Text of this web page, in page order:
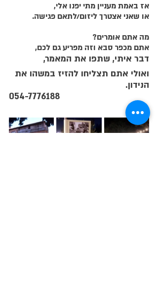
אז באמת מעניין מתי יפנו אלי,
או שאני אצטרך ליזום/לתאם פגישה.
מה אתם אומרים?
אתם מכפר סבא וזה מפריע גם לכם,
דבר איתי, שתפו את המאמר,
ואולי אתם תצליחו להזיז במשהו את
הנידון.
054-7776188